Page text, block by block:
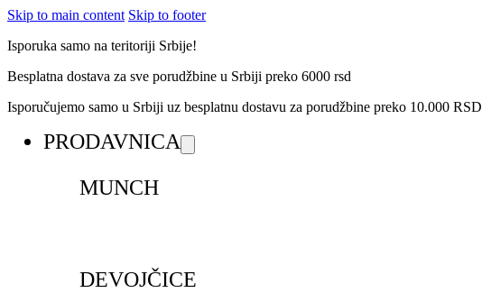
Skip to main content Skip to footer
Isporuka samo na teritoriji Srbije!
Besplatna dostava za sve porudžbine u Srbiji preko 6000 rsd
Isporučujemo samo u Srbiji uz besplatnu dostavu za porudžbine preko 10.000 RSD
PRODAVNICA
MUNCH
DEVOJČICE